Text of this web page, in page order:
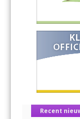
Recent